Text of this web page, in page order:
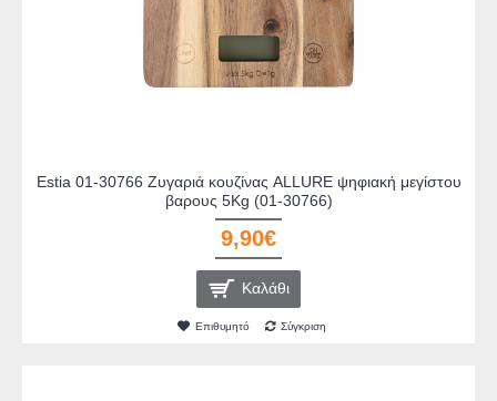
Estia 01-30766 Ζυγαριά κουζίνας ALLURE ψηφιακή μεγίστου
βαρους 5Kg (01-30766)
9,90€
Καλάθι
Επιθυμητό Σύγκριση